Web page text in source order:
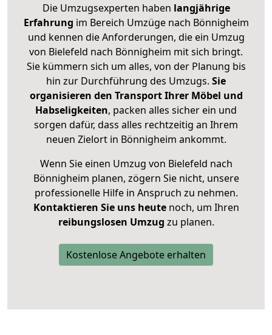
Die Umzugsexperten haben langjährige
Erfahrung im Bereich Umzüge nach Bönnigheim
und kennen die Anforderungen, die ein Umzug
von Bielefeld nach Bönnigheim mit sich bringt.
Sie kümmern sich um alles, von der Planung bis
hin zur Durchführung des Umzugs. Sie
organisieren den Transport Ihrer Möbel und
Habseligkeiten, packen alles sicher ein und
sorgen dafür, dass alles rechtzeitig an Ihrem
neuen Zielort in Bönnigheim ankommt.
Wenn Sie einen Umzug von Bielefeld nach
Bönnigheim planen, zögern Sie nicht, unsere
professionelle Hilfe in Anspruch zu nehmen.
Kontaktieren Sie uns heutenoch, um Ihren
reibungslosen Umzug zu planen.
Kostenlose Angebote erhalten